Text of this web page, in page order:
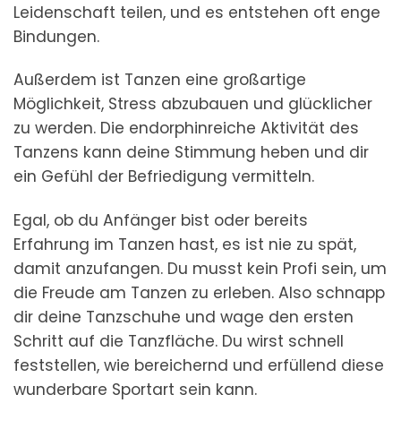
Leidenschaft teilen, und es entstehen oft enge
Bindungen.
Außerdem ist Tanzen eine großartige
Möglichkeit, Stress abzubauen und glücklicher
zu werden. Die endorphinreiche Aktivität des
Tanzens kann deine Stimmung heben und dir
ein Gefühl der Befriedigung vermitteln.
Egal, ob du Anfänger bist oder bereits
Erfahrung im Tanzen hast, es ist nie zu spät,
damit anzufangen. Du musst kein Profi sein, um
die Freude am Tanzen zu erleben. Also schnapp
dir deine Tanzschuhe und wage den ersten
Schritt auf die Tanzfläche. Du wirst schnell
feststellen, wie bereichernd und erfüllend diese
wunderbare Sportart sein kann.